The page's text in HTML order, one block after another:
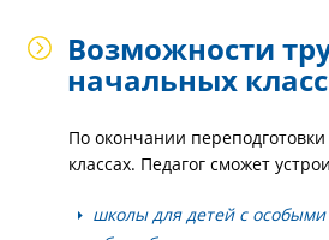
Возможности
начальных
По окончании
классах. Педагог сможет
школы для детей с